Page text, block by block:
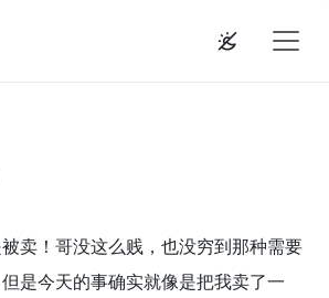
卖！哥没这么贱，也没穷到那种需要
是今天的事确实就像是把我卖了一